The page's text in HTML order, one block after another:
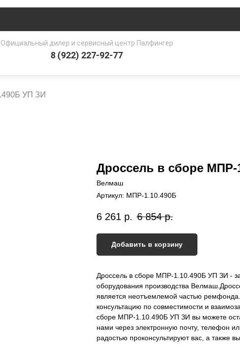
Официальный дилер и сервисный центр Палфингер
8 (922) 227-92-77
УП ЗИ
Дроссель в сборе МПР-
Велмаш
Артикул: МПР-1.10.490Б
6 261 р. 6 854 р.
Добавить в корзину
Дроссель в сборе МПР-1.10.490Б УП ЗИ -
оборудования производства
является неотъемлемой частью
консультацию по совместимости и
сборе МПР-1.10.490Б УП ЗИ вы можете
нами через электронную почту, телефон
радостью проконсультируют вас, а также